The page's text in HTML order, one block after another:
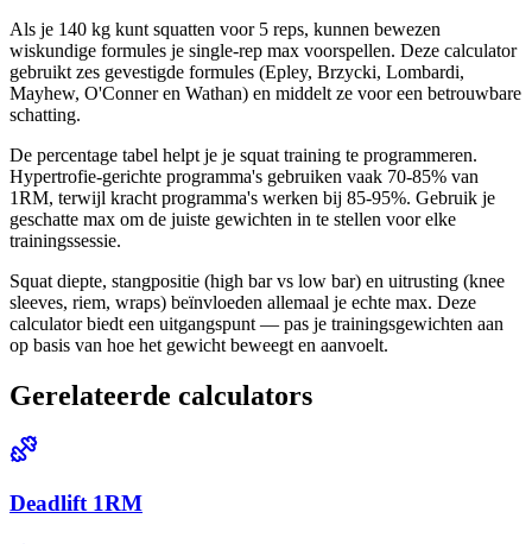
Als je 140 kg kunt squatten voor 5 reps, kunnen bewezen
wiskundige formules je single-rep max voorspellen. Deze calculator
gebruikt zes gevestigde formules (Epley, Brzycki, Lombardi,
Mayhew, O'Conner en Wathan) en middelt ze voor een betrouwbare
schatting.
De percentage tabel helpt je je squat training te programmeren.
Hypertrofie-gerichte programma's gebruiken vaak 70-85% van
1RM, terwijl kracht programma's werken bij 85-95%. Gebruik je
geschatte max om de juiste gewichten in te stellen voor elke
trainingssessie.
Squat diepte, stangpositie (high bar vs low bar) en uitrusting (knee
sleeves, riem, wraps) beïnvloeden allemaal je echte max. Deze
calculator biedt een uitgangspunt — pas je trainingsgewichten aan
op basis van hoe het gewicht beweegt en aanvoelt.
Gerelateerde calculators
Deadlift 1RM